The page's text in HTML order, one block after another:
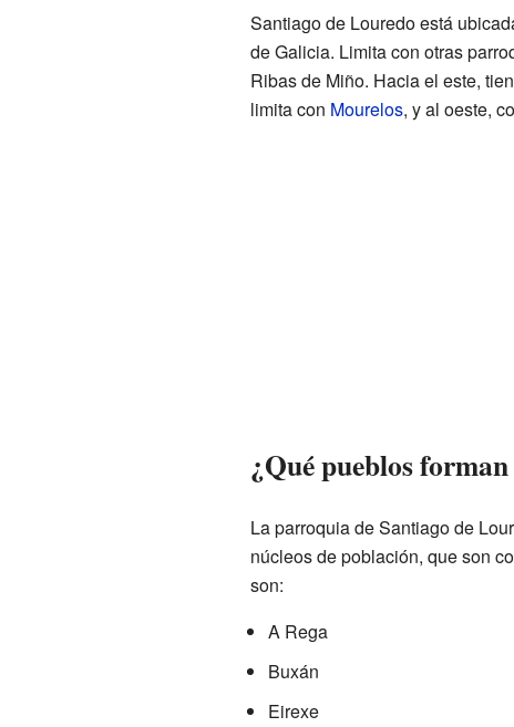
Santiago de Louredo está
de Galicia. Limita con otras
Ribas de Miño. Hacia el este,
limita con Mourelos, y al oeste,
¿Qué pueblos
La parroquia de Santiago de
núcleos de población, que son
son:
A Rega
Buxán
Eirexe